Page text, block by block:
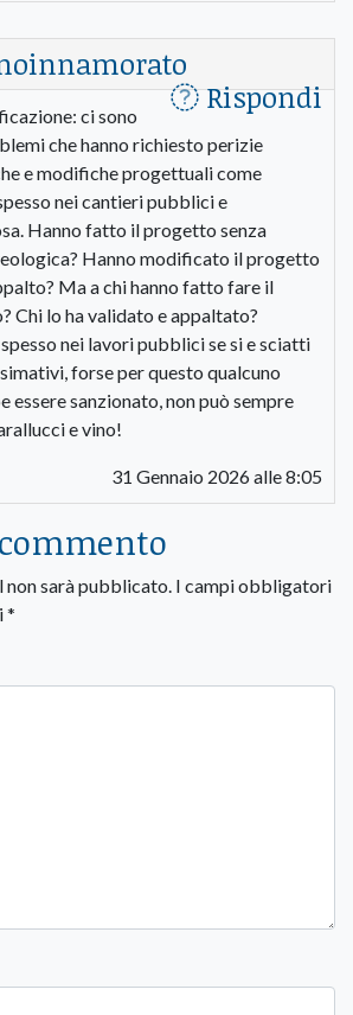
Rispondi
ci sono
che hanno richiesto perizie
e modifiche progettuali come
nei cantieri pubblici e
Hanno fatto il progetto senza
Hanno modificato il progetto
Ma a chi hanno fatto fare il
Chi lo ha validato e appaltato?
nei lavori pubblici se si e sciatti
forse per questo qualcuno
essere sanzionato, non può sempre
e vino!
31 Gennaio 2026 alle 8:05
sarà pubblicato. I campi obbligatori
*